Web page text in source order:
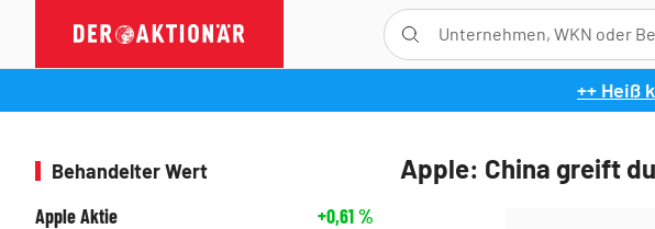
++ Heiß
Apple: China greift
Behandelter Wert
Apple Aktie
+0,61%